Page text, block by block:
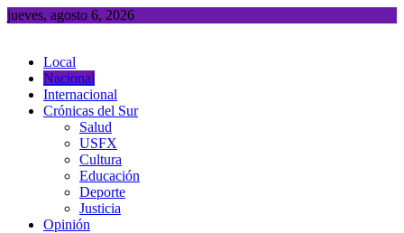
Saltar
jueves, agosto 6, 2026
Local
Nacional
Internacional
Crónicas del Sur
Salud
USFX
Cultura
Educación
Deporte
Justicia
Opinión